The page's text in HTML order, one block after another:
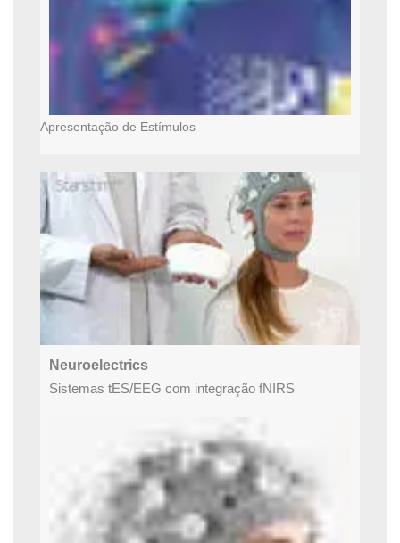
Apresentação de Estímulos
Neuroelectrics
Sistemas tES/EEG com integração fNIRS